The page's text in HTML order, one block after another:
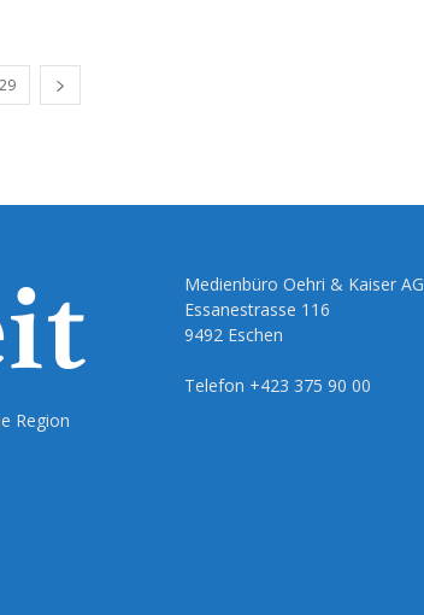
29
Region
Medienbüro Oehri & Kaiser AG
Essanestrasse 116
9492 Eschen
Telefon +423 375 90 00